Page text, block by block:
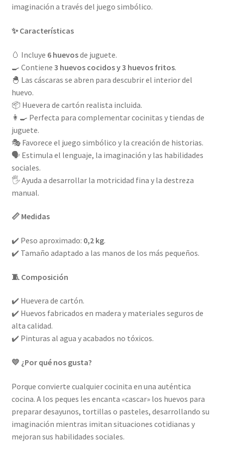
imaginación a través del juego simbólico.
✨ Características
🥚 Incluye 6 huevosde juguete.
🍳 Contiene 3 huevos cocidos y 3 huevos fritos.
🐣 Las cáscaras se abren para descubrir el interior del
huevo.
📦 Huevera de cartón realista incluida.
👩‍🍳 Perfecta para complementar cocinitas y tiendas de
juguete.
🎭 Favorece el juego simbólico y la creación de historias.
🗣️ Estimula el lenguaje, la imaginación y las habilidades
sociales.
🖐️ Ayuda a desarrollar la motricidad fina y la destreza
manual.
📏 Medidas
✔️ Peso aproximado: 0,2 kg.
✔️ Tamaño adaptado a las manos de los más pequeños.
🧵 Composición
✔️ Huevera de cartón.
✔️ Huevos fabricados en madera y materiales seguros de
alta calidad.
✔️ Pinturas al agua y acabados no tóxicos.
💛 ¿Por qué nos gusta?
Porque convierte cualquier cocinita en una auténtica
cocina. A los peques les encanta «cascar» los huevos para
preparar desayunos, tortillas o pasteles, desarrollando su
imaginación mientras imitan situaciones cotidianas y
mejoran sus habilidades sociales.